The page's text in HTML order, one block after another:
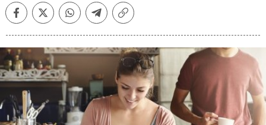
FacebookTwitterWhatsappTelegramCopiar